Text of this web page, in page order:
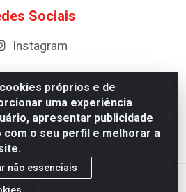
próprios e de
uma experiência
apresentar publicidade
o seu perfil e melhorar a
não essenciais
Sociais
Instagram
Antoneto LTDA - BA-052,
Ipirá - BA, 44600-000 - CNPJ
0001-75